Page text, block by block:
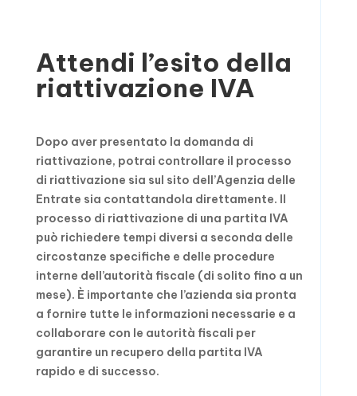
Attendi l’esito della
riattivazione IVA
Dopo aver presentato la domanda di
riattivazione, potrai controllare il processo
di riattivazione sia sul sito dell’Agenzia delle
Entrate sia contattandola direttamente. Il
processo di riattivazione di una partita IVA
può richiedere tempi diversi a seconda delle
circostanze specifiche e delle procedure
interne dell’autorità fiscale (di solito fino a un
mese). È importante che l’azienda sia pronta
a fornire tutte le informazioni necessarie e a
collaborare con le autorità fiscali per
garantire un recupero della partita IVA
rapido e di successo.